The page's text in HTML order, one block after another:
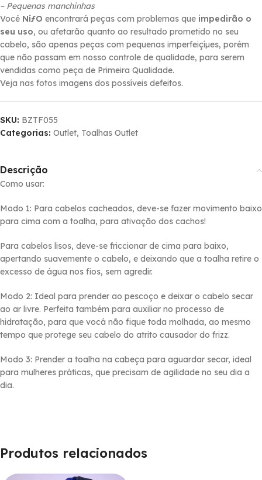
– Pequenas manchinhas
Vocé NíƒO encontrará peças com problemas que impedirão o
seu uso, ou afetarão quanto ao resultado prometido no seu
cabelo, são apenas peças com pequenas imperfeiçíµes, porém
que não passam em nosso controle de qualidade, para serem
vendidas como peça de Primeira Qualidade.
Veja nas fotos imagens dos possí­veis defeitos.
SKU: BZTF055
Categorias: Outlet, Toalhas Outlet
Descrição
Como usar:
Modo 1: Para cabelos cacheados, deve-se fazer movimento baixo
para cima com a toalha, para ativação dos cachos!
Para cabelos lisos, deve-se friccionar de cima para baixo,
apertando suavemente o cabelo, e deixando que a toalha retire o
excesso de água nos fios, sem agredir.
Modo 2: Ideal para prender ao pescoço e deixar o cabelo secar
ao ar livre. Perfeita também para auxiliar no processo de
hidratação, para que vocá não fique toda molhada, ao mesmo
tempo que protege seu cabelo do atrito causador do frizz.
Modo 3: Prender a toalha na cabeça para aguardar secar, ideal
para mulheres práticas, que precisam de agilidade no seu dia a
dia.
Produtos relacionados